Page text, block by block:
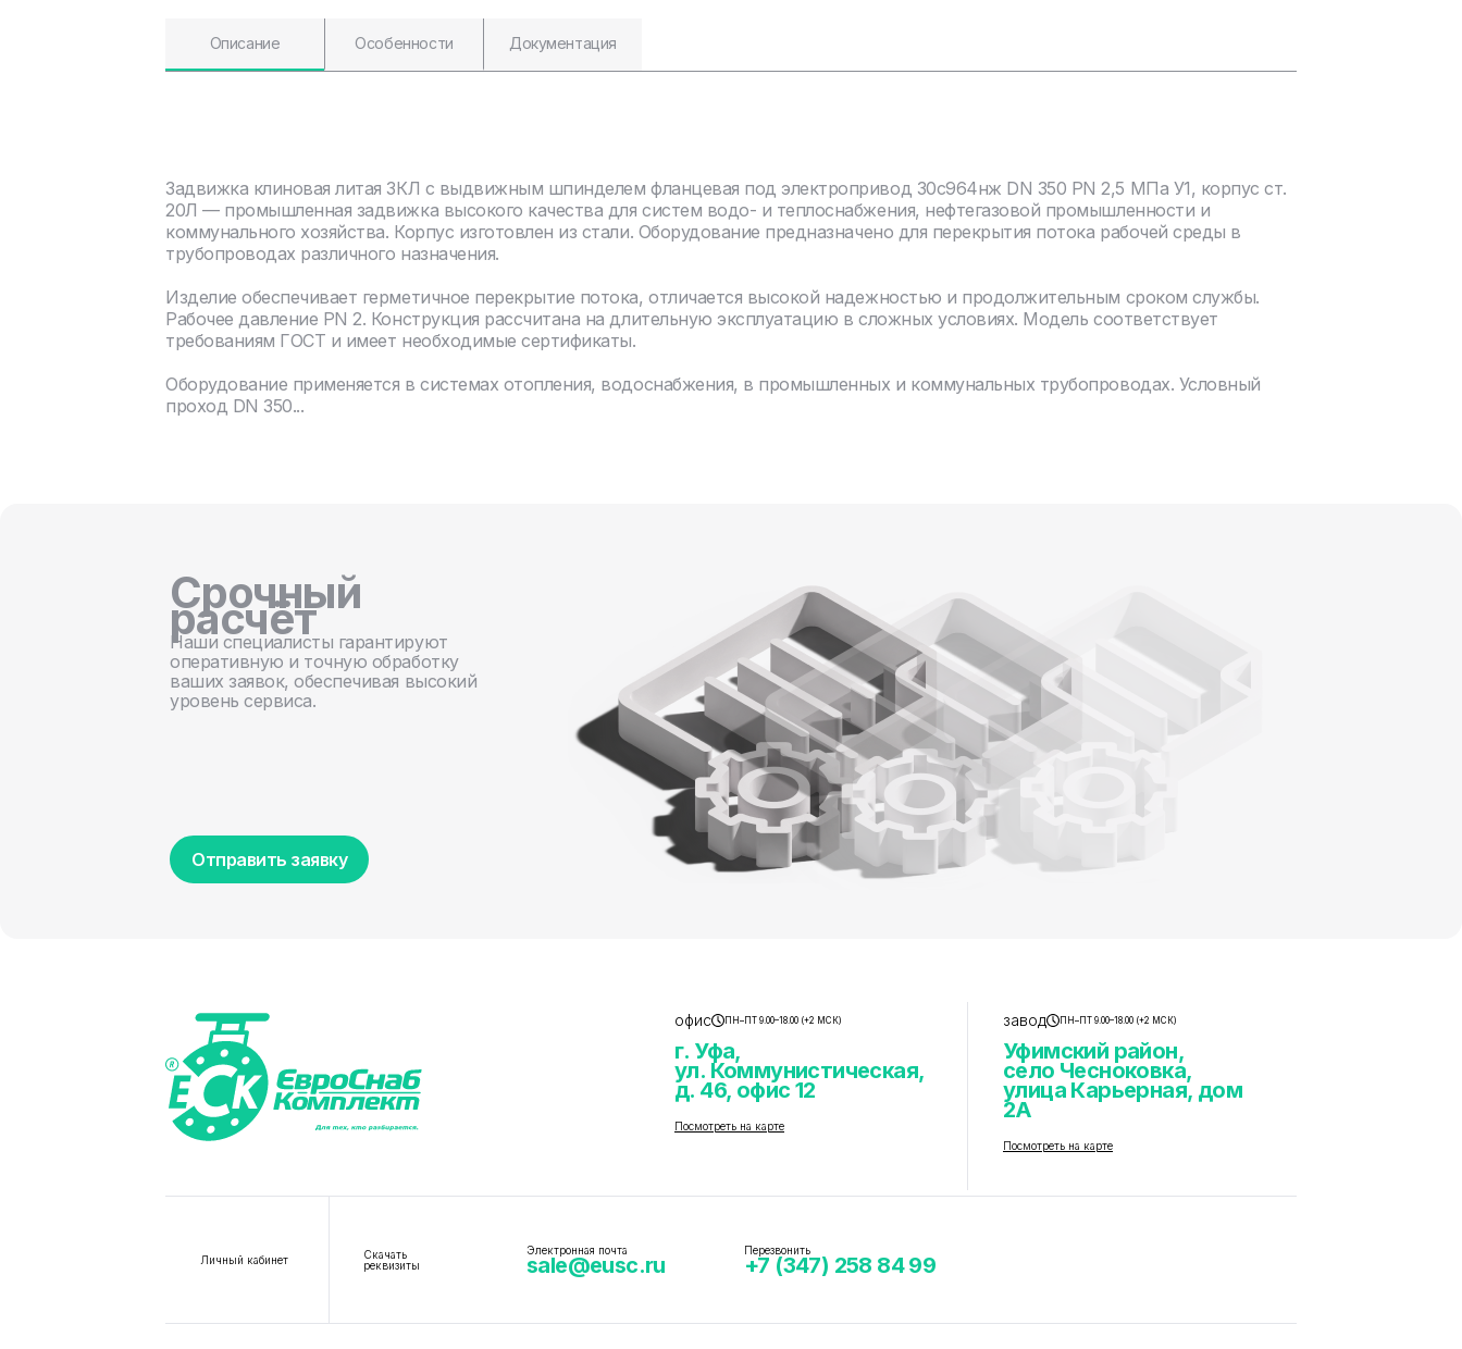
Описание Особенности Документация
Задвижка клиновая литая ЗКЛ с выдвижным шпинделем фланцевая под электропривод 30с964нж DN 350 PN 2,5 МПа У1, корпус ст.
20Л — промышленная задвижка высокого качества для систем водо- и теплоснабжения, нефтегазовой промышленности и
коммунального хозяйства. Корпус изготовлен из стали. Оборудование предназначено для перекрытия потока рабочей среды в
трубопроводах различного назначения.
Изделие обеспечивает герметичное перекрытие потока, отличается высокой надежностью и продолжительным сроком службы.
Рабочее давление PN 2. Конструкция рассчитана на длительную эксплуатацию в сложных условиях. Модель соответствует
требованиям ГОСТ и имеет необходимые сертификаты.
Оборудование применяется в системах отопления, водоснабжения, в промышленных и коммунальных трубопроводах. Условный
проход DN 350...
Срочный
расчёт
Наши специалисты гарантируют
оперативную и точную обработку
ваших заявок, обеспечивая высокий
уровень сервиса.
Отправить заявку
офис ПН–ПТ 9.00–18.00 (+2 МСК)
г. Уфа,
ул. Коммунистическая,
д. 46, офис 12
Посмотреть на карте
завод ПН–ПТ 9.00–18.00 (+2 МСК)
Уфимский район,
село Чесноковка,
улица Карьерная, дом
2А
Посмотреть на карте
Личный кабинет
Скачать
реквизиты
Электронная почта
sale@eusc.ru
Перезвонить
+7 (347) 258 84 99